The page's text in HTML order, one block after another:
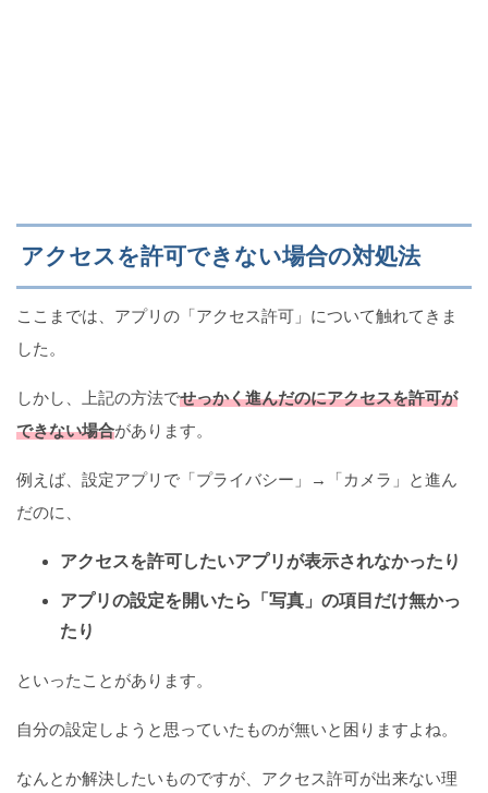
アクセスを許可できない場合の対処法
ここまでは、アプリの「アクセス許可」について触れてきま
した。
しかし、上記の方法でせっかく進んだのにアクセスを許可が
できない場合があります。
例えば、設定アプリで「プライバシー」→「カメラ」と進ん
だのに、
アクセスを許可したいアプリが表示されなかったり
アプリの設定を開いたら「写真」の項目だけ無かっ
たり
といったことがあります。
自分の設定しようと思っていたものが無いと困りますよね。
なんとか解決したいものですが、アクセス許可が出来ない理